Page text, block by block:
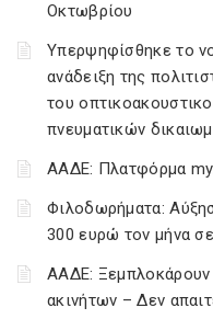
Οκτωβρίου
Υπερψηφίσθηκε το
ανάδειξη της
του
πνευματικών
ΑΑΔΕ: Πλατφόρμα
Φιλοδωρήματα:
300 ευρώ τον μήνα
ΑΑΔΕ: Ξεμπλοκάρουν
ακινήτων – Δεν